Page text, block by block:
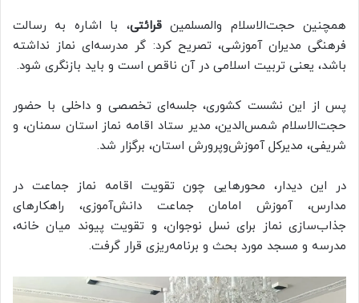
همچنین حجت‌الاسلام والمسلمینقرائتی، با اشاره به رسالت
فرهنگی مدیران آموزشی، تصریح کرد: گر مدرسه‌ای نماز نداشته
باشد، یعنی تربیت اسلامی در آن ناقص است و باید بازنگری شود.
پس از این نشست کشوری، جلسه‌ای تخصصی و داخلی با حضور
حجت‌الاسلام شمس‌الدین، مدیر ستاد اقامه نماز استان سمنان، و
شریفی، مدیرکل آموزش‌وپرورش استان، برگزار شد.
در این دیدار، محورهایی چون تقویت اقامه نماز جماعت در
مدارس، آموزش امامان جماعت دانش‌آموزی، راهکارهای
جذاب‌سازی نماز برای نسل نوجوان، و تقویت پیوند میان خانه،
مدرسه و مسجد مورد بحث و برنامه‌ریزی قرار گرفت.